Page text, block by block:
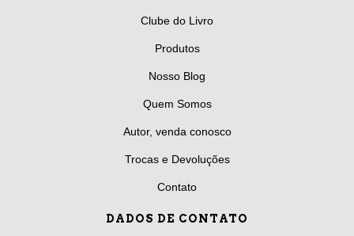
Clube do Livro
Produtos
Nosso Blog
Quem Somos
Autor, venda conosco
Trocas e Devoluções
Contato
DADOS DE CONTATO